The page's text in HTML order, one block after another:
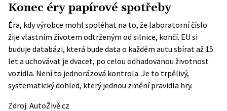
Konec éry papírové spotřeby
Éra, kdy výrobce mohl spoléhat na to, že laboratorní číslo
žije vlastním životem odtrženým od silnice, končí. EU si
buduje databázi, která bude data o každém autu sbírat až 15
let a uchovávat je dvacet, po celou odhadovanou životnost
vozidla. Není to jednorázová kontrola. Je to trpělivý,
systematický dohled, který jednou změní pravidla hry.
Zdroj: AutoŽivě.cz